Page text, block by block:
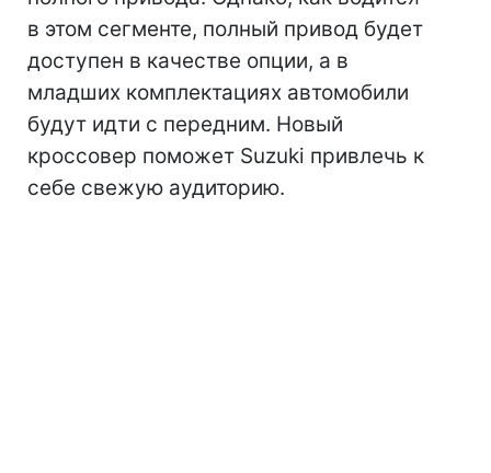
в этом сегменте, полный привод будет
доступен в качестве опции, а в
младших комплектациях автомобили
будут идти с передним. Новый
кроссовер поможет Suzuki привлечь к
себе свежую аудиторию.